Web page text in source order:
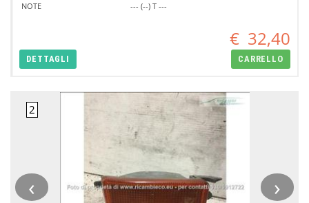
NOTE
--- (--) T ---
€ 32,40
DETTAGLI CARRELLO
‹ ›